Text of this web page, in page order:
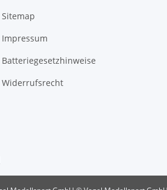
Sitemap
Impressum
Batteriegesetzhinweise
Widerrufsrecht